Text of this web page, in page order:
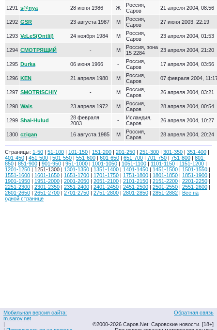
1291 s@nya 28 июня 1986 Ж
Россия,
Саров
21 апреля 2004, 08:56
1292 GSR 23 августа 1987 М
Россия,
Саров
27 июня 2003, 22:19
1293 VeLeS(Ontlil) 24 ноября 1984 М
Россия,
Саров
23 апреля 2004, 01:53
1294 СМОТРЯЩИЙ - М
Россия, зона
15 2284
23 апреля 2004, 21:20
1295 Durka 06 июня 1966 -
Россия,
Саров
17 апреля 2004, 03:56
1296 KEN 21 апреля 1980 М
Россия,
Саров
07 февраля 2004,
1297 SMOTRISCHIY - М
Россия,
Саров
26 апреля 2004, 03:21
1298 Wais 23 апреля 1972 М
Россия,
Саров
28 апреля 2004, 00:54
1299 Shai-Hulud
28 февраля
2003
-
Исландия,
Саров
26 апреля 2004, 10:27
1300 czigan 16 августа 1985 М
Россия,
Саров
28 апреля 2004, 20:24
Страницы: 1-50 | 51-100 | 101-150 | 151-200 | 201-250 | 251-300 | 301-350 | 351-400 |
401-450 | 451-500 | 501-550 | 551-600 | 601-650 | 651-700 | 701-750 | 751-800 | 801-
850 | 851-900 | 901-950 | 951-1000 | 1001-1050 | 1051-1100 | 1101-1150 | 1151-1200 |
1201-1250 | 1251-1300 | 1301-1350 | 1351-1400 | 1401-1450 | 1451-1500 | 1501-1550 |
1551-1600 | 1601-1650 | 1651-1700 | 1701-1750 | 1751-1800 | 1801-1850 | 1851-1900 |
1901-1950 | 1951-2000 | 2001-2050 | 2051-2100 | 2101-2150 | 2151-2200 | 2201-2250 |
2251-2300 | 2301-2350 | 2351-2400 | 2401-2450 | 2451-2500 | 2501-2550 | 2551-2600 |
2601-2650 | 2651-2700 | 2701-2750 | 2751-2800 | 2801-2850 | 2851-2882 | Все на
одной странице
Мобильная версия сайта:
m.sarov.net
|
Обратная связь
©2000-2026 Саров.Net: Саровские новости. [18+]